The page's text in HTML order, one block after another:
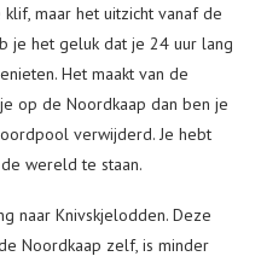
maar het uitzicht vanaf de
je het geluk dat je 24 uur lang
Het maakt van de
op de Noordkaap dan ben je
verwijderd. Je hebt
wereld te staan.
naar Knivskjelodden. Deze
Noordkaap zelf, is minder